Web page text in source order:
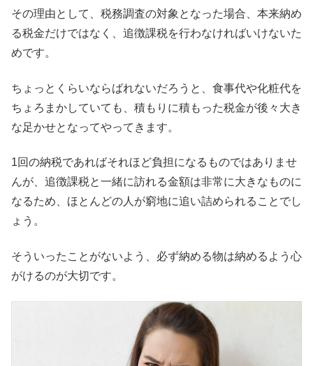
その理由として、税務調査の対象となった場合、本来納め
る税金だけではなく、追徴課税を行わなければいけないた
めです。
ちょっとくらいならばれないだろうと、食事代や化粧代を
ちょろまかしていても、積もりに積もった税金が後々大き
な足かせとなってやってきます。
1回の納税であればそれほど負担になるものではありませ
んが、追徴課税と一緒に訪れる金額は非常に大きなものに
なるため、ほとんどの人が窮地に追い詰められることでし
ょう。
そういったことがないよう、必ず納める物は納めるよう心
がけるのが大切です。